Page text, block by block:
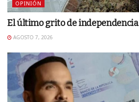
OPINIÓN
El último grito de independencia
AGOSTO 7, 2026